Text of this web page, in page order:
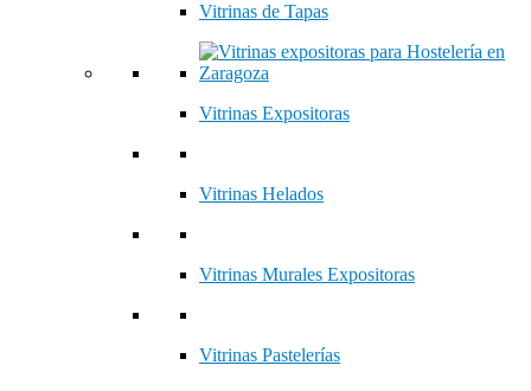
Vitrinas de Tapas
Vitrinas Expositoras
Vitrinas Helados
Vitrinas Murales Expositoras
Vitrinas Pastelerías